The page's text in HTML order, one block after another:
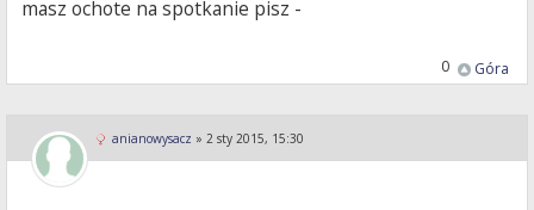
masz ochote na spotkanie pisz -
Góra
0
anianowysacz » 2 sty 2015, 15:30